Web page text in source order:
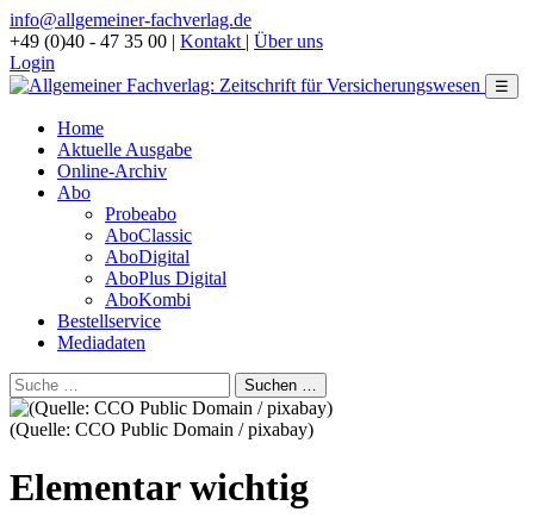
info@allgemeiner-fachverlag.de
+49 (0)40 - 47 35 00 | Kontakt | Über uns
Login
☰
Home
Aktuelle Ausgabe
Online-Archiv
Abo
Probeabo
AboClassic
AboDigital
AboPlus Digital
AboKombi
Bestellservice
Mediadaten
(Quelle: CCO Public Domain / pixabay)
Elementar wichtig